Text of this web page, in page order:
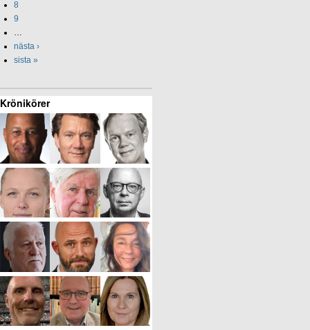
8
9
…
nästa ›
sista »
Krönikörer